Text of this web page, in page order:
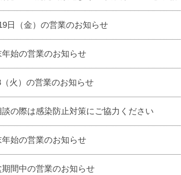
日（金）の営業のお知らせ
年始の営業のお知らせ
火）の営業のお知らせ
談の際は感染防止対策にご協力ください
年始の営業のお知らせ
期間中の営業のお知らせ